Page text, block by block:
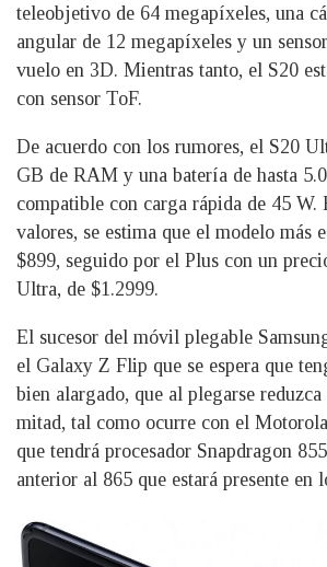
teleobjetivo de 64 megapíxeles, una
angular de 12 megapíxeles y un
vuelo en 3D. Mientras tanto, el S20
con sensor ToF.
De acuerdo con los rumores, el S20
GB de RAM y una batería de hasta
compatible con carga rápida de 45 W.
valores, se estima que el modelo más
$899, seguido por el Plus con un
Ultra, de $1.2999.
El sucesor del móvil plegable
el Galaxy Z Flip que se espera que
bien alargado, que al plegarse reduzca
mitad, tal como ocurre con el
que tendrá procesador Snapdragon
anterior al 865 que estará presente en